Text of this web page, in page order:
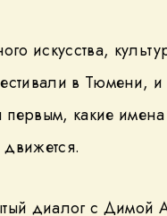
искусства,
в Тюмени, и
первым, какие
движется.
диалог с Димой